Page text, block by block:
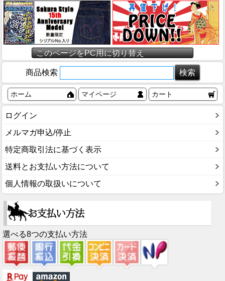
このページをPC用に切り替え
商品検索
ホーム マイページ カート
ログイン
メルマガ申込/停止
特定商取引法に基づく表示
送料とお支払い方法について
個人情報の取扱いについて
選べる8つの支払い方法